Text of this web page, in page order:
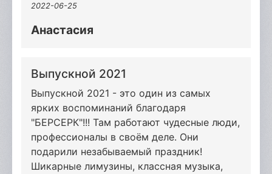
2022-06-25
Анастасия
Выпускной 2021
Выпускной 2021 - это один из самых
ярких воспоминаний благодаря
"БЕРСЕРК"!!! Там работают чудесные люди,
профессионалы в своём деле. Они
подарили незабываемый праздник!
Шикарные лимузины, классная музыка,